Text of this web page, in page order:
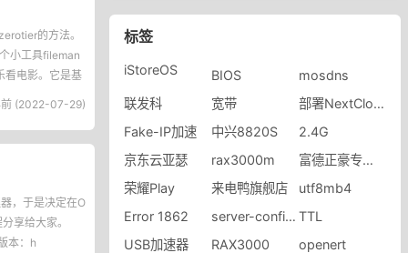
的方法。
小工具fileman
看电影。它是基
(2022-07-29)
，于是决定在O
享给大家。
本：h
标签
iStoreOS BIOS
mosdns
联发科
宽带
部署NextCloud
Fake-IP加速
中兴8820S
2.4G
京东云亚瑟
rax3000m
富德正豪专卖店
荣耀Play
来电鸭旗舰店
utf8mb4
Error 1862
server-config.json TTL
USB加速器
RAX3000
openert